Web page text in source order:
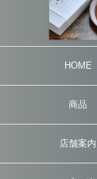
HOME
商品
店舗案内